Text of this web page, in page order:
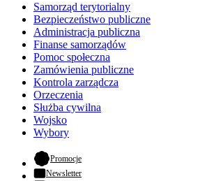
Samorząd terytorialny
Bezpieczeństwo publiczne
Administracja publiczna
Finanse samorządów
Pomoc społeczna
Zamówienia publiczne
Kontrola zarządcza
Orzeczenia
Służba cywilna
Wojsko
Wybory
Promocje- otwiera się w nowej karcie
Newsletter